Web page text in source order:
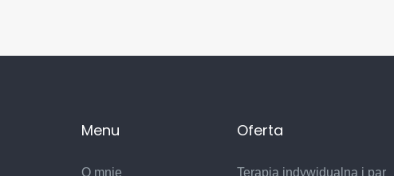
Menu
O mnie
Oferta
Terapia indywidualna i par